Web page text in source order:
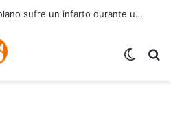
Murió de miedo: venezolano sufre un infarto durante una parada policial en Florida y expone el terror que viven miles de inmigrantes perseguidos por la presión migratoria en EE.UU.